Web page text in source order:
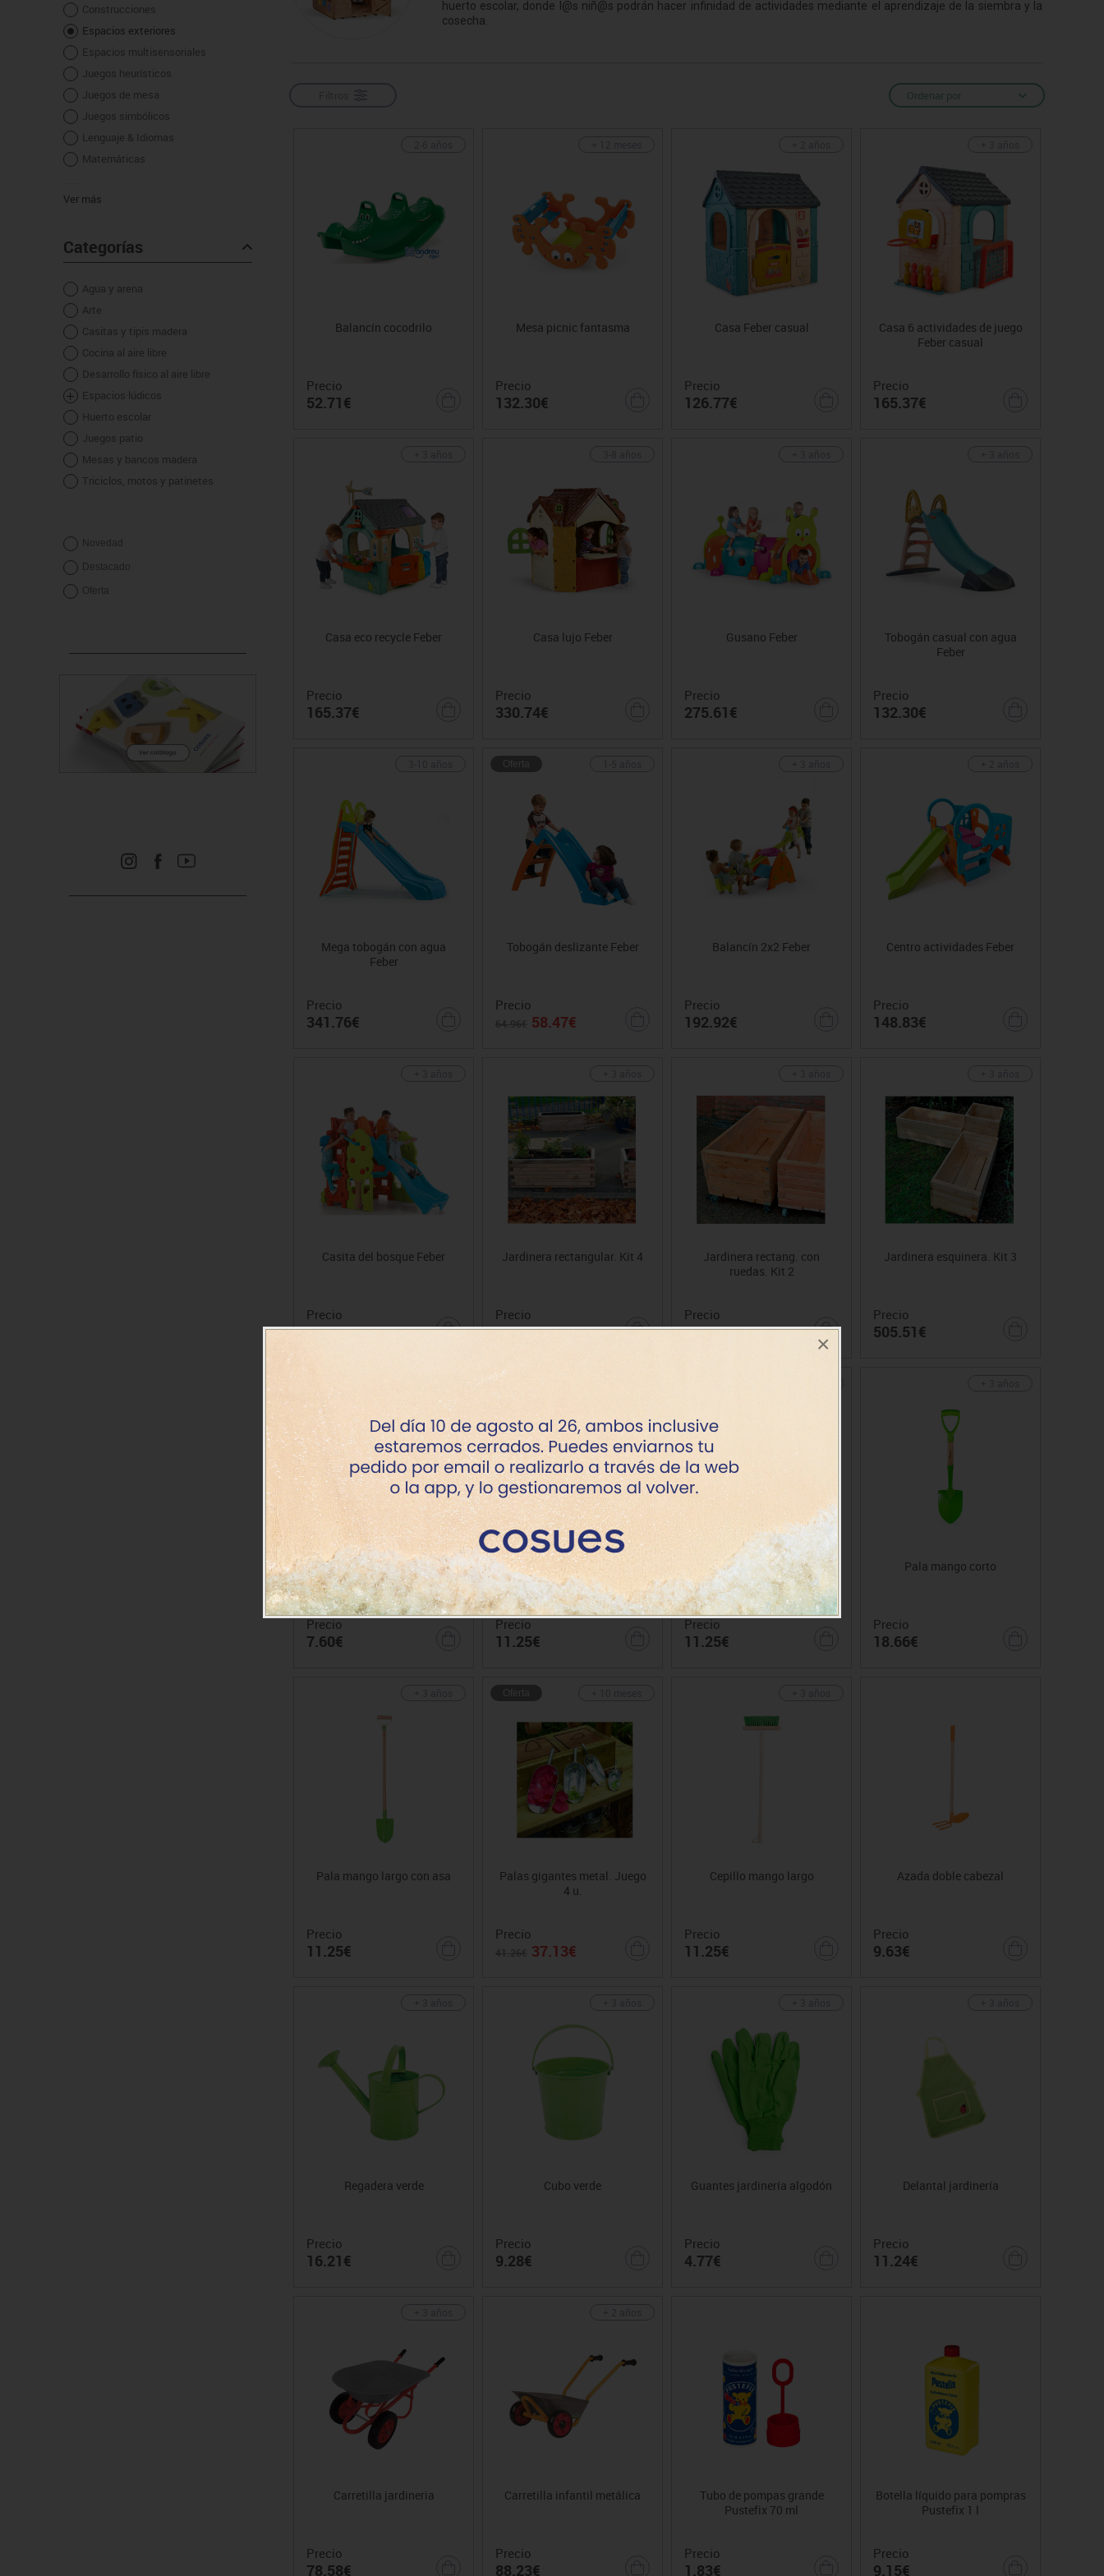
×
Manualidades
Material escolar
Plastifica, encuaderna, destruye
Papel y manipulados
Psicomotricidad
Pizarras, vitrinas y expositores
Entrenamiento
Psicomotricidad
Micro:bit
Videoproyección
Construcciones
Espacios exteriores
Espacios multisensoriales
Juegos heurísticos
Juegos de mesa
Juegos simbólicos
Lenguaje & Idiomas
Matemáticas
Ver más
Categorías
Agua y arena
Arte
Casitas y tipis madera
Cocina al aire libre
Desarrollo físico al aire libre
Espacios·lúdicos
Huerto escolar
Juegos patio
Mesas y bancos madera
Triciclos, motos y patinetes
Novedad
Destacado
Oferta
huerto escolar, donde l@s niñ@s podrán hacer infinidad de actividades mediante el aprendizaje de la siembra y la
cosecha.
Ordenar por
Balancín cocodrilo
Precio
52.71€
Mesa picnic fantasma
Precio
132.30€
Casa Feber casual
Precio
126.77€
Casa 6 actividades de juego
Feber casual
Precio
165.37€
Casa eco recycle Feber
Precio
165.37€
Casa lujo Feber
Precio
330.74€
Gusano Feber
Precio
275.61€
Tobogán casual con agua
Feber
Precio
132.30€
Mega tobogán con agua
Feber
Precio
341.76€
Oferta
Tobogán deslizante Feber
Precio
58.47€
Balancín 2x2 Feber
Precio
192.92€
Centro actividades Feber
Precio
148.83€
Casita del bosque Feber
Precio
363.82€
Jardinera rectangular. Kit 4
Precio
696.75€
Jardinera rectang. con
ruedas. Kit 2
Precio
417.05€
Jardinera esquinera. Kit 3
Precio
505.51€
Herramientas jardín juego 3
u.
Precio
7.60€
Rastrillo suelo mango largo
Precio
11.25€
Rastrillo hojas mango largo
Precio
11.25€
Pala mango corto
Precio
18.66€
Pala mango largo con asa
Precio
11.25€
Oferta
Palas gigantes metal. Juego
4 u.
Precio
37.13€
Cepillo mango largo
Precio
11.25€
Azada doble cabezal
Precio
9.63€
Regadera verde
Precio
16.21€
Cubo verde
Precio
9.28€
Guantes jardinería algodón
Precio
4.77€
Delantal jardinería
Precio
11.24€
Carretilla jardineria
Precio
78.58€
Carretilla infantil metálica
Precio
88.23€
Tubo de pompas grande
Pustefix 70 ml
Precio
1.83€
Botella líquido para pompras
Pustefix 1 l
Precio
9.15€